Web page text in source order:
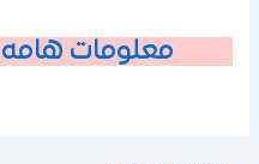
معلومات هامه